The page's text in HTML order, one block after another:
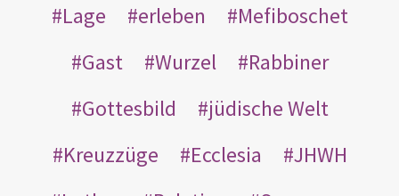
Lage
erleben
Mefiboschet
Gast
Wurzel
Rabbiner
Gottesbild
jüdische Welt
Kreuzzüge
Ecclesia
JHWH